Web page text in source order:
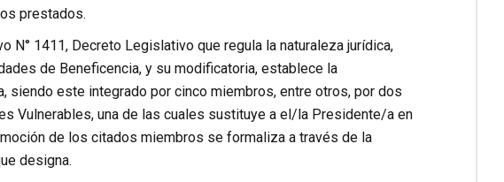
prestados.
N° 1411, Decreto Legislativo que regula la naturaleza jurídica,
de Beneficencia, y su modificatoria, establece la
este integrado por cinco miembros, entre otros, por dos
Vulnerables, una de las cuales sustituye a el/la Presidente/a en
de los citados miembros se formaliza a través de la
designa.